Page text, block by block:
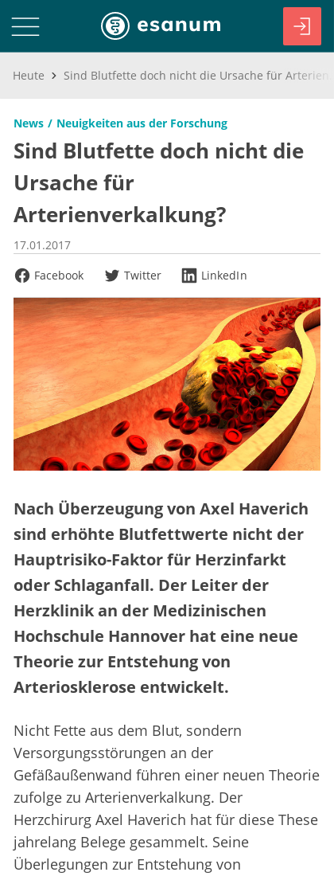
Heute
News Neuigkeiten aus der Forschung
Sind Blutfette doch nicht die
Ursache für
Arterienverkalkung?
17.01.2017
Facebook
Twitter LinkedIn
Nach Überzeugung von Axel Haverich
sind erhöhte Blutfettwerte nicht der
Hauptrisiko-Faktor für Herzinfarkt
oder Schlaganfall. Der Leiter der
Herzklinik an der Medizinischen
Hochschule Hannover hat eine neue
Theorie zur Entstehung von
Arteriosklerose entwickelt.
Nicht Fette aus dem Blut, sondern
Versorgungsstörungen an der
Gefäßaußenwand führen einer neuen Theorie
zufolge zu Arterienverkalkung. Der
Herzchirurg Axel Haverich hat für diese These
jahrelang Belege gesammelt. Seine
Überlegungen zur Entstehung von